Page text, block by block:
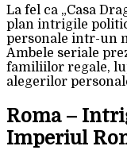
La fel ca „Casa
plan intrigile
personale intr-un
Ambele seriale
familiilor regale,
alegerilor
Roma –
Imperiul